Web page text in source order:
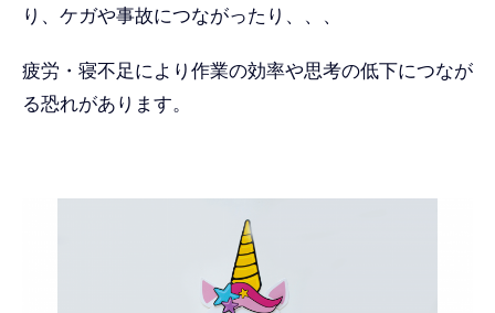
り、ケガや事故につながったり、、、
疲労・寝不足により作業の効率や思考の低下につなが
る恐れがあります。